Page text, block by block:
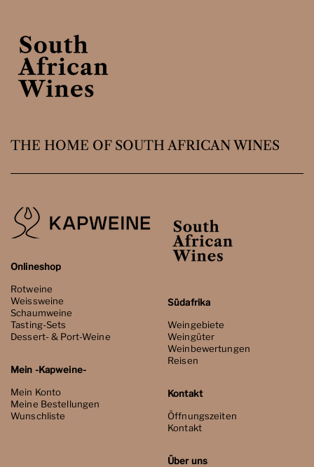
THE HOME OF SOUTH AFRICAN WINES
Onlineshop
Rotweine
Weissweine
Schaumweine
Tasting-Sets
Dessert- & Port-Weine
Mein -Kapweine-
Mein Konto
Meine Bestellungen
Wunschliste
Südafrika
Weingebiete
Weingüter
Weinbewertungen
Reisen
Kontakt
Öffnungszeiten
Kontakt
Über uns